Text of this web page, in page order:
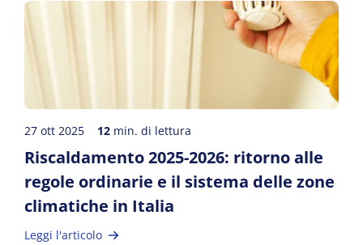
27 ott 2025 12 min. di lettura
Riscaldamento 2025-2026: ritorno alle
regole ordinarie e il sistema delle zone
climatiche in Italia
Leggi l'articolo